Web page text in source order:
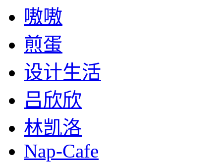
嗷嗷
煎蛋
设计生活
吕欣欣
林凯洛
Nap-Cafe